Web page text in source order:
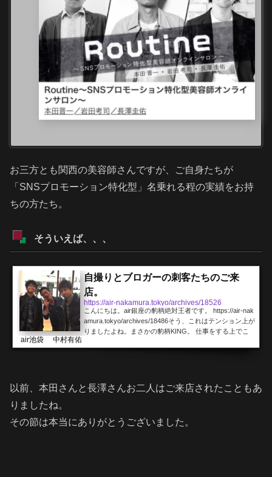
お三方とも関西の美容師さんですが、ご自身たちが
「SNSプロモーション特化型」名乗れる程の実績をお持
ちの方たち。
そういえば、、、
自撮りとブロガーの刺客たちのご来
店。
https://air-nakamura.tokyo/archives/18526
こんにちは。air銀座の豹柄絶対王者です。 https://air-nak
amura.tokyo/archives/18486そう、これはテンション上が
りましたよね。まさかの豹柄KING。 仕事をする上でこ
amebaownd.comわざわざ当店のトイレがラグジュアリー
なブログまで書いてくださって嬉しいです。半分は自撮
air池袋 中村有佑
以前、本田さんと長澤さんお二人はご来店されたこともあ
りましたね。
その節は本当にありがとうございました。